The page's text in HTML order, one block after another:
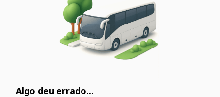
Algo deu errado...